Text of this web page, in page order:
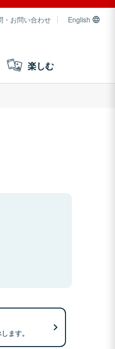
・お問い合わせ English
楽しむ
ます。